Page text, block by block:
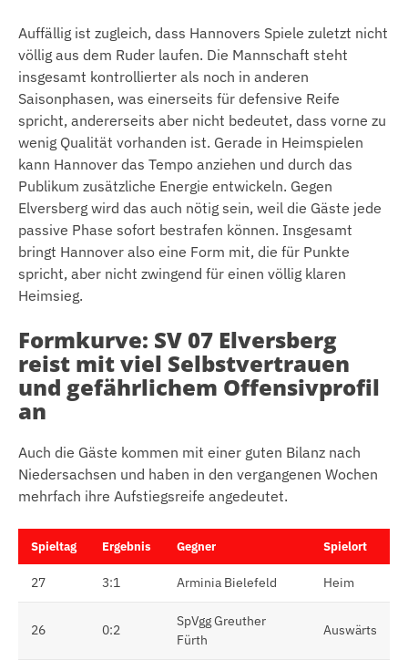
Auffällig ist zugleich, dass Hannovers Spiele zuletzt nicht
völlig aus dem Ruder laufen. Die Mannschaft steht
insgesamt kontrollierter als noch in anderen
Saisonphasen, was einerseits für defensive Reife
spricht, andererseits aber nicht bedeutet, dass vorne zu
wenig Qualität vorhanden ist. Gerade in Heimspielen
kann Hannover das Tempo anziehen und durch das
Publikum zusätzliche Energie entwickeln. Gegen
Elversberg wird das auch nötig sein, weil die Gäste jede
passive Phase sofort bestrafen können. Insgesamt
bringt Hannover also eine Form mit, die für Punkte
spricht, aber nicht zwingend für einen völlig klaren
Heimsieg.
Formkurve: SV 07 Elversberg
reist mit viel Selbstvertrauen
und gefährlichem Offensivprofil
an
Auch die Gäste kommen mit einer guten Bilanz nach
Niedersachsen und haben in den vergangenen Wochen
mehrfach ihre Aufstiegsreife angedeutet.
Spieltag Ergebnis Gegner Spielort
27 3:1 Arminia Bielefeld Heim
26 0:2
SpVgg Greuther
Fürth
Auswärts